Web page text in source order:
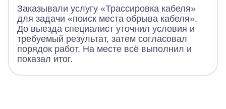
Заказывали услугу «Трассировка кабеля»
для задачи «поиск места обрыва кабеля».
До выезда специалист уточнил условия и
требуемый результат, затем согласовал
порядок работ. На месте всё выполнил и
показал итог.